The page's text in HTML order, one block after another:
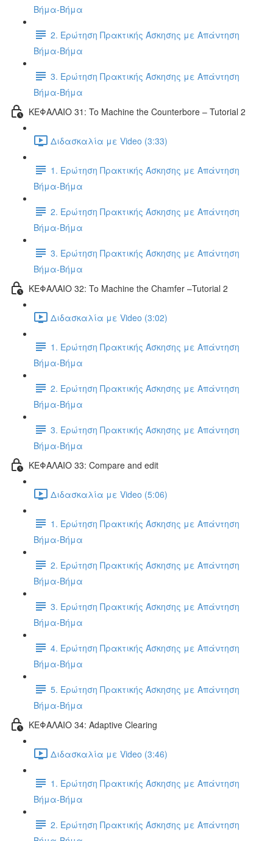
Βήμα-Βήμα
2. Ερώτηση Πρακτικής Άσκησης με Απάντηση
Βήμα-Βήμα
3. Ερώτηση Πρακτικής Άσκησης με Απάντηση
Βήμα-Βήμα
ΚΕΦΑΛΑΙΟ 31: To Machine the Counterbore – Tutorial 2
Διδασκαλία με Video (3:33)
1. Ερώτηση Πρακτικής Άσκησης με Απάντηση
Βήμα-Βήμα
2. Ερώτηση Πρακτικής Άσκησης με Απάντηση
Βήμα-Βήμα
3. Ερώτηση Πρακτικής Άσκησης με Απάντηση
Βήμα-Βήμα
ΚΕΦΑΛΑΙΟ 32: To Machine the Chamfer –Tutorial 2
Διδασκαλία με Video (3:02)
1. Ερώτηση Πρακτικής Άσκησης με Απάντηση
Βήμα-Βήμα
2. Ερώτηση Πρακτικής Άσκησης με Απάντηση
Βήμα-Βήμα
3. Ερώτηση Πρακτικής Άσκησης με Απάντηση
Βήμα-Βήμα
ΚΕΦΑΛΑΙΟ 33: Compare and edit
Διδασκαλία με Video (5:06)
1. Ερώτηση Πρακτικής Άσκησης με Απάντηση
Βήμα-Βήμα
2. Ερώτηση Πρακτικής Άσκησης με Απάντηση
Βήμα-Βήμα
3. Ερώτηση Πρακτικής Άσκησης με Απάντηση
Βήμα-Βήμα
4. Ερώτηση Πρακτικής Άσκησης με Απάντηση
Βήμα-Βήμα
5. Ερώτηση Πρακτικής Άσκησης με Απάντηση
Βήμα-Βήμα
ΚΕΦΑΛΑΙΟ 34: Adaptive Clearing
Διδασκαλία με Video (3:46)
1. Ερώτηση Πρακτικής Άσκησης με Απάντηση
Βήμα-Βήμα
2. Ερώτηση Πρακτικής Άσκησης με Απάντηση